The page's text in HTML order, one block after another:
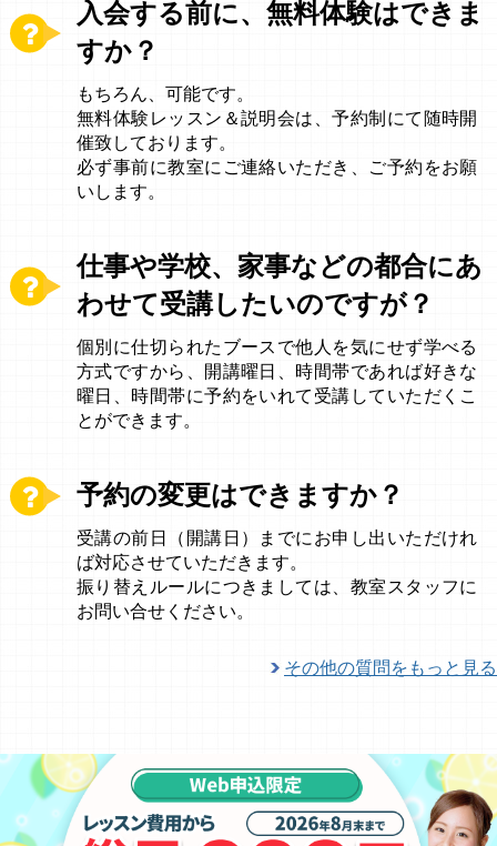
入会する前に、無料体験はできま
すか？
もちろん、可能です。
無料体験レッスン＆説明会は、予約制にて随時開
催致しております。
必ず事前に教室にご連絡いただき、ご予約をお願
いします。
仕事や学校、家事などの都合にあ
わせて受講したいのですが？
個別に仕切られたブースで他人を気にせず学べる
方式ですから、開講曜日、時間帯であれば好きな
曜日、時間帯に予約をいれて受講していただくこ
とができます。
予約の変更はできますか？
受講の前日（開講日）までにお申し出いただけれ
ば対応させていただきます。
振り替えルールにつきましては、教室スタッフに
お問い合せください。
その他の質問をもっと見る